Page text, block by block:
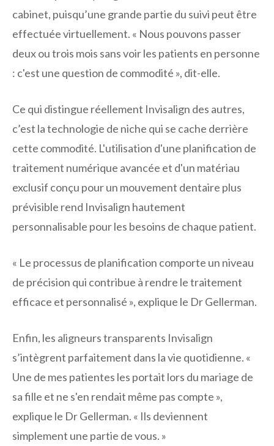
cabinet, puisqu’une grande partie du suivi peut être
effectuée virtuellement. « Nous pouvons passer
deux ou trois mois sans voir les patients en personne
: c'est une question de commodité », dit-elle.
Ce qui distingue réellement Invisalign des autres,
c’est la technologie de niche qui se cache derrière
cette commodité. L'utilisation d'une planification de
traitement numérique avancée et d'un matériau
exclusif conçu pour un mouvement dentaire plus
prévisible rend Invisalign hautement
personnalisable pour les besoins de chaque patient.
« Le processus de planification comporte un niveau
de précision qui contribue à rendre le traitement
efficace et personnalisé », explique le Dr Gellerman.
Enfin, les aligneurs transparents Invisalign
s’intègrent parfaitement dans la vie quotidienne. «
Une de mes patientes les portait lors du mariage de
sa fille et ne s'en rendait même pas compte »,
explique le Dr Gellerman. « Ils deviennent
simplement une partie de vous. »